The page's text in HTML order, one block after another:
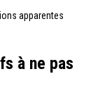
apparentes
à ne pas